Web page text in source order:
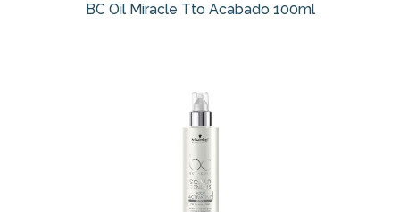
BC Oil Miracle Tto Acabado 100ml